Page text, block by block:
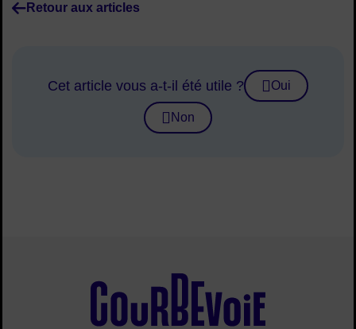
Retour aux articles
Cet article vous a-t-il été utile ? Oui
Non